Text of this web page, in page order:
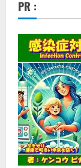
PR :